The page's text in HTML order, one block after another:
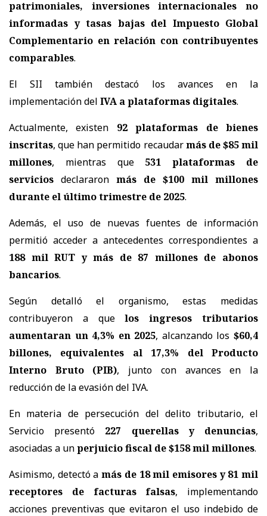
patrimoniales, inversiones internacionales no
informadas y tasas bajas del Impuesto Global
Complementario en relación con contribuyentes
comparables.
El SII también destacó los avances en la
implementación del IVA a plataformas digitales.
Actualmente, existen 92 plataformas de bienes
inscritas, que han permitido recaudarmás de $85 mil
millones, mientras que 531 plataformas de
servicios declararon más de $100 mil millones
durante el último trimestre de 2025.
Además, el uso de nuevas fuentes de información
permitió acceder a antecedentes correspondientes a
188 mil RUT y más de 87 millones de abonos
bancarios.
Según detalló el organismo, estas medidas
contribuyeron a quelos ingresos tributarios
aumentaran un 4,3% en 2025, alcanzando los$60,4
billones, equivalentes al 17,3% del Producto
Interno Bruto (PIB), junto con avances en la
reducción de la evasión del IVA.
En materia de persecución del delito tributario, el
Servicio presentó 227 querellas y denuncias,
asociadas a unperjuicio fiscal de $158 mil millones.
Asimismo, detectó amás de 18 mil emisores y 81 mil
receptores de facturas falsas, implementando
acciones preventivas que evitaron el uso indebido de